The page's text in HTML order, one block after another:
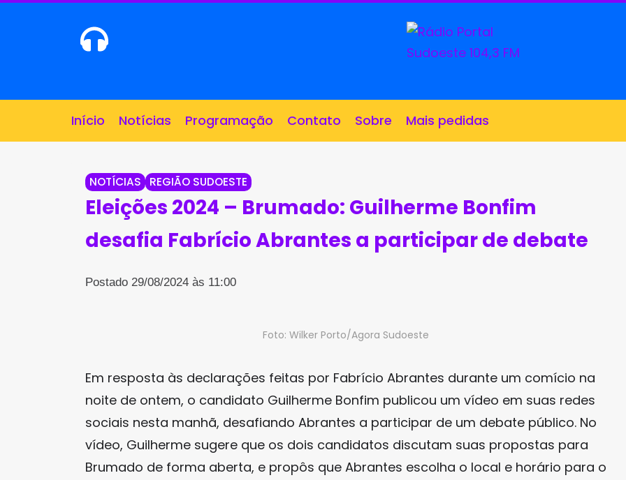
Início Notícias Programação Contato Sobre Mais pedidas
NOTÍCIAS REGIÃO SUDOESTE
Eleições 2024 – Brumado: Guilherme Bonfim
desafia Fabrício Abrantes a participar de debate
Postado 29/08/2024 às 11:00
Foto: Wilker Porto/Agora Sudoeste
Em resposta às declarações feitas por Fabrício Abrantes durante um comício na
noite de ontem, o candidato Guilherme Bonfim publicou um vídeo em suas redes
sociais nesta manhã, desafiando Abrantes a participar de um debate público. No
vídeo, Guilherme sugere que os dois candidatos discutam suas propostas para
Brumado de forma aberta, e propôs que Abrantes escolha o local e horário para o